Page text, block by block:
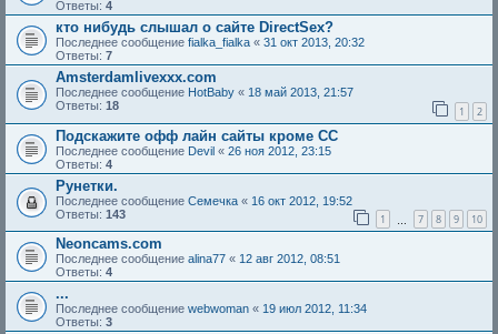
Ответы: 4
кто нибудь слышал о сайте DirectSex?
Последнее сообщение fialka_fialka « 31 окт 2013, 20:32
Ответы: 7
Amsterdamlivexxx.com
Последнее сообщение HotBaby « 18 май 2013, 21:57
Ответы: 18 1 2
Подскажите офф лайн сайты кроме СС
Последнее сообщение Devil « 26 ноя 2012, 23:15
Ответы: 4
Рунетки.
Последнее сообщение Семечка « 16 окт 2012, 19:52
Ответы: 143 1 7 8 9 10
Neoncams.com
Последнее сообщение alina77 « 12 авг 2012, 08:51
Ответы: 4
...
Последнее сообщение webwoman « 19 июл 2012, 11:34
Ответы: 3